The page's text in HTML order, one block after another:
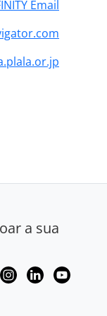
Email
a sua